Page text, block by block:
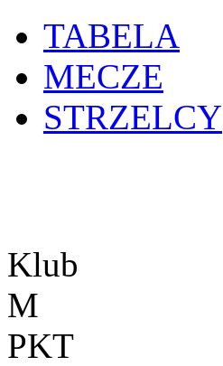
TABELA
MECZE
STRZELCY
Klub
M
PKT